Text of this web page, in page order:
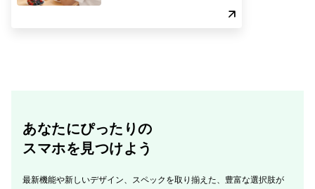
あなたにぴったりの
スマホを見つけよう
最新機能や新しいデザイン、スペックを取り揃えた、豊富な選択肢が